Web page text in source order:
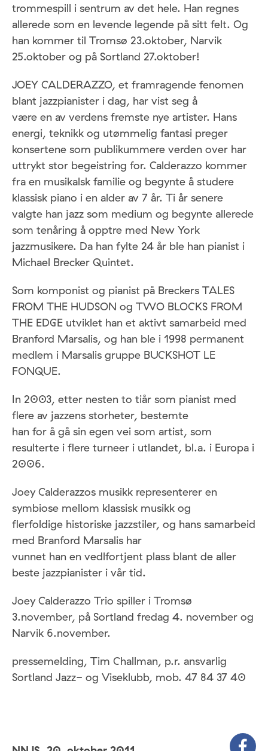
trommespill i sentrum av det hele. Han regnes
allerede som en levende legende på sitt felt. Og
han kommer til Tromsø 23.oktober, Narvik
25.oktober og på Sortland 27.oktober!
JOEY CALDERAZZO, et framragende fenomen
blant jazzpianister i dag, har vist seg å
være en av verdens fremste nye artister. Hans
energi, teknikk og utømmelig fantasi preger
konsertene som publikummere verden over har
uttrykt stor begeistring for. Calderazzo kommer
fra en musikalsk familie og begynte å studere
klassisk piano i en alder av 7 år. Ti år senere
valgte han jazz som medium og begynte allerede
som tenåring å opptre med New York
jazzmusikere. Da han fylte 24 år ble han pianist i
Michael Brecker Quintet.
Som komponist og pianist på Breckers TALES
FROM THE HUDSON og TWO BLOCKS FROM
THE EDGE utviklet han et aktivt samarbeid med
Branford Marsalis, og han ble i 1998 permanent
medlem i Marsalis gruppe BUCKSHOT LE
FONQUE.
In 2003, etter nesten to tiår som pianist med
flere av jazzens storheter, bestemte
han for å gå sin egen vei som artist, som
resulterte i flere turneer i utlandet, bl.a. i Europa i
2006.
Joey Calderazzos musikk representerer en
symbiose mellom klassisk musikk og
flerfoldige historiske jazzstiler, og hans samarbeid
med Branford Marsalis har
vunnet han en vedlfortjent plass blant de aller
beste jazzpianister i vår tid.
Joey Calderazzo Trio spiller i Tromsø
3.november, på Sortland fredag 4. november og
Narvik 6.november.
pressemelding, Tim Challman, p.r. ansvarlig
Sortland Jazz- og Viseklubb, mob. 47 84 37 40